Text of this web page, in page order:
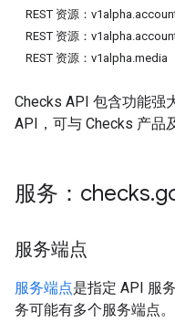
REST 资源：
REST 资源：
REST 资源：v1alpha.media
Checks API 包含功能强
API，可与 Checks 产品
服务：checks.
服务端点
服务端点是指定 API 服
务可能有多个服务端点